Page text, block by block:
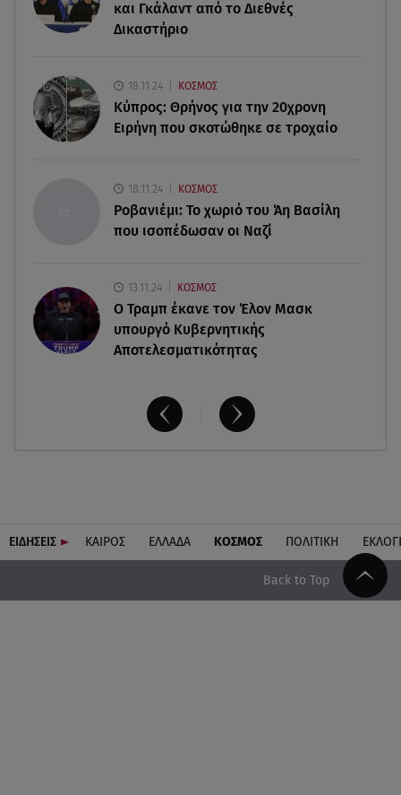
BYD: Στην 91η θέση της λίστας Fortune Global
500 για το 2026
08.08.26 , 17:45
Εριέττα Κούρκουλου: Η συγκινητική ανάρτηση
για τα 33α γενέθλιά της
Νεκρή μεγαλόσωμη αρκούδα στην Καστοριά,
πιθανόν από πυροβολισμό
και Γκάλαντ από το Διεθνές
Δικαστήριο
18.11.24 ΚΟΣΜΟΣ
Κύπρος: Θρήνος για την 20χρονη
Ειρήνη που σκοτώθηκε σε τροχαίο
18.11.24 ΚΟΣΜΟΣ
Ροβανιέμι: Το χωριό του Άη Βασίλη
που ισοπέδωσαν οι Ναζί
13.11.24 ΚΟΣΜΟΣ
O Τραμπ έκανε τον Έλον Μασκ
υπουργό Κυβερνητικής
Αποτελεσματικότητας
ΕΙΔΗΣΕΙΣ ΚΑΙΡΟΣ ΕΛΛΑΔΑ ΚΟΣΜΟΣ ΠΟΛΙΤΙΚΗ
Back to Top